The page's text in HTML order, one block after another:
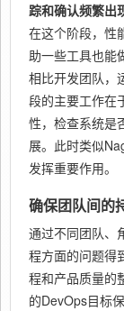
踪和确认频繁出
在这个阶段，性
助一些工具也能
相比开发团队，
段的主要工作在
性，检查系统是
展。此时类似
发挥重要作用。
确保团队间的
通过不同团队、
程方面的问题得
程和产品质量的
的DevOps目标